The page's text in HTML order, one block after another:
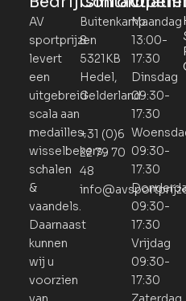
AV
sportprijzen
levert
een
uitgebreid
scala aan
medailles,
wisselbekers,
schalen
&
vaandels.
Daarnaast
kunnen
wij u
voorzien
Buitenkamp
8
5321KB
Hedel,
Gelderland
+31 (0)6
22 79 70
48
Maandag
13:00-
17:30
Dinsdag
09:30-
17:30
09:30-
17:30
09:30-
17:30
Vrijdag
09:30-
17:30